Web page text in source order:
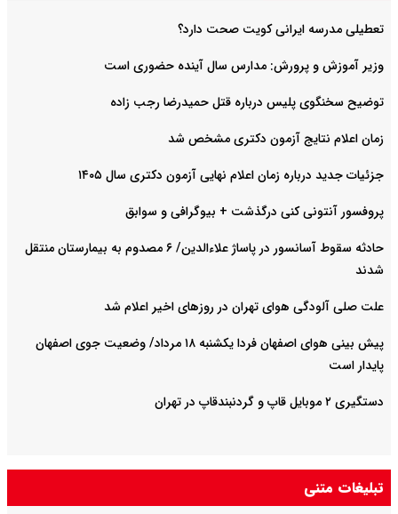
تعطیلی مدرسه ایرانی کویت صحت دارد؟
وزیر آموزش و پرورش: مدارس سال آینده حضوری است
توضیح سخنگوی پلیس درباره قتل حمیدرضا رجب زاده
زمان اعلام نتایج آزمون دکتری مشخص شد
جزئیات جدید درباره زمان اعلام نهایی آزمون دکتری سال ۱۴۰۵
پروفسور آنتونی کنی درگذشت + بیوگرافی و سوابق
حادثه سقوط آسانسور در پاساژ علاءالدین/ ۶ مصدوم به بیمارستان منتقل
شدند
علت صلی آلودگی هوای تهران در روزهای اخیر اعلام شد
پیش بینی هوای اصفهان فردا یکشنبه ۱۸ مرداد/ وضعیت جوی اصفهان
پایدار است
دستگیری ۲ موبایل قاپ و گردنبندقاپ در تهران
تبلیغات متنی